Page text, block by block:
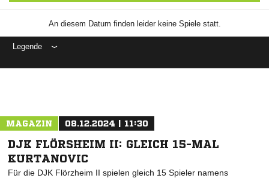
An diesem Datum finden leider keine Spiele statt.
Legende
MAGAZIN 08.12.2024 | 11:30
DJK FLÖRSHEIM II: GLEICH 15-MAL
KURTANOVIC
Für die DJK Flörzheim II spielen gleich 15 Spieler namens